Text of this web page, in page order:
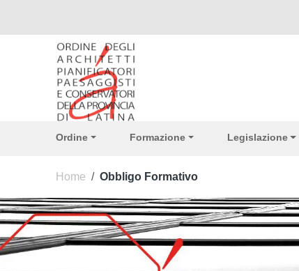
Vai al footer
Ordine Formazione Legislazione
Home / Obbligo Formativo